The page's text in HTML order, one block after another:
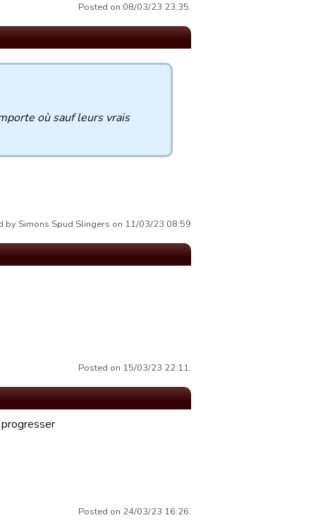
Posted on 08/03/23 23:35.
où sauf leurs vrais
by Simons Spud Slingers on 11/03/23 08:59
Posted on 15/03/23 22:11.
Posted on 24/03/23 16:26.